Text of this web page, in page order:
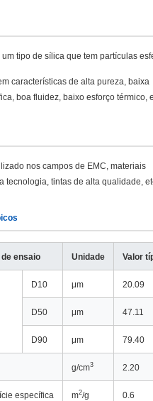
tipo de sílica que tem partículas
características de alta pureza, baixa
boa fluidez, baixo esforço térmico,
nos campos de EMC, materiais
tecnologia, tintas de alta qualidade,
ensaio Unidade Valor
D10 μm 20.09
D50 μm 47.11
D90 μm 79.40
g/cm3 2.20
específica m2/g 0.6